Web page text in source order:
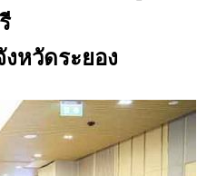
หวัดระยอง